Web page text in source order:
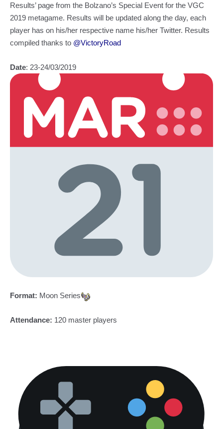
Results’ page from the Bolzano’s Special Event for the VGC
2019 metagame. Results will be updated along the day, each
player has on his/her respective name his/her Twitter. Results
compiled thanks to @VictoryRoad
Date: 23-24/03/2019
Format: Moon Series
Attendance: 120 master players